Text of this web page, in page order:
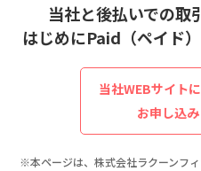
当社と後払いでの取
はじめにPaid（ペイド
当社WEBサイト
お申し込み
※本ページは、株式会社ラクーンフ